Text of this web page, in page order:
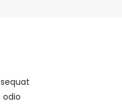
odio